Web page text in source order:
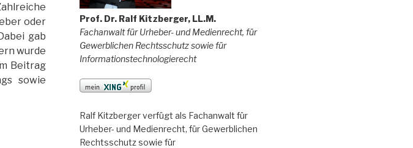
oder
gab
wurde
Beitrag
sowie
Prof. Dr. Ralf Kitzberger, LL.M.
Fachanwalt für Urheber- und Medienrecht, für
Gewerblichen Rechtsschutz sowie für
Informationstechnologierecht
Ralf Kitzberger verfügt als Fachanwalt für
Urheber- und Medienrecht, für Gewerblichen
Rechtsschutz sowie für